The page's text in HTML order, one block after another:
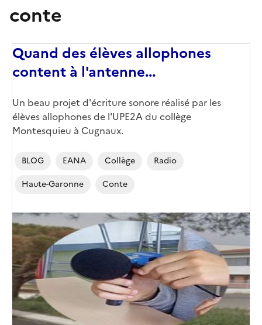
conte
Quand des élèves allophones
content à l'antenne...
Un beau projet d'écriture sonore réalisé par les
élèves allophones de l'UPE2A du collège
Montesquieu à Cugnaux.
BLOG EANA Collège
Radio
Haute-Garonne
Conte